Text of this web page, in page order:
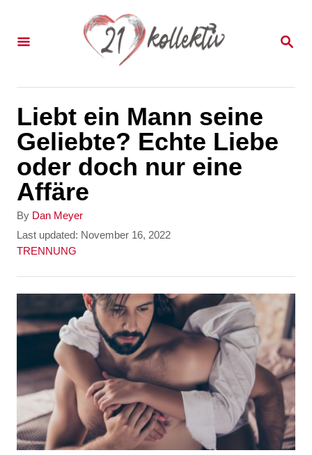
S
R
Liebt ein Mann seine
Geliebte? Echte Liebe
oder doch nur eine
Affäre
By A
u
t
o
r
Dan Meyer
P
o
o
Last updated: November 16, 2022
C
o
e
s
TRENNUNG